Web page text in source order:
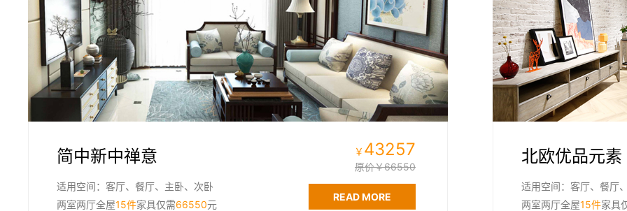
简中新中禅意
适用空间：客厅、餐厅、主卧、次卧
两室两厅全屋15件家具仅需66550元
￥ 43257
原价￥66550
READ MORE
北欧优品元素
适用空间：客厅、餐厅
两室两厅全屋15件家具